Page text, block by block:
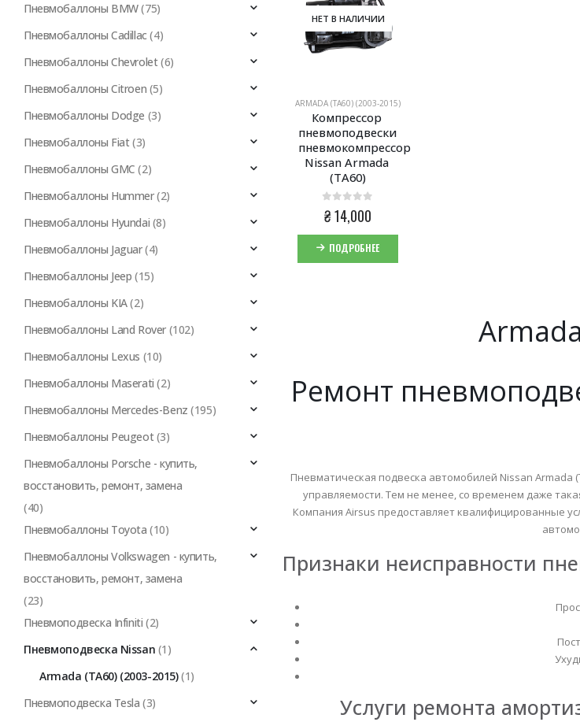
НЕТ В НАЛИЧИИ
ARMADA (TA60) (2003-2015)
Компрессор
пневмоподвески
пневмокомпрессор
Nissan Armada
(TA60)
0 из 5
₴14,000
ПОДРОБНЕЕ
Ремонт
Пневматическая подвеска автомобилей Nissan
управляемости. Тем не менее, со временем даже
Компания Airsus предоставляет квалифицированные
Признаки неисправности
Услуги ремонта
Пневмобаллоны BMW(75)
Пневмобаллоны Cadillac (4)
Пневмобаллоны Chevrolet(6)
Пневмобаллоны Citroen (5)
Пневмобаллоны Dodge (3)
Пневмобаллоны Fiat(3)
Пневмобаллоны GMC (2)
Пневмобаллоны Hummer(2)
Пневмобаллоны Hyundai (8)
Пневмобаллоны Jaguar(4)
Пневмобаллоны Jeep (15)
Пневмобаллоны KIA(2)
Пневмобаллоны Land Rover (102)
Пневмобаллоны Lexus (10)
Пневмобаллоны Maserati (2)
Пневмобаллоны Mercedes-Benz (195)
Пневмобаллоны Peugeot (3)
Пневмобаллоны Porsche - купить,
восстановить, ремонт, замена
(40)
Пневмобаллоны Toyota (10)
Пневмобаллоны Volkswagen - купить,
восстановить, ремонт, замена
(23)
Пневмоподвеска Infiniti (2)
Пневмоподвеска Nissan (1)
Armada (TA60) (2003-2015)(1)
Пневмоподвеска Tesla (3)